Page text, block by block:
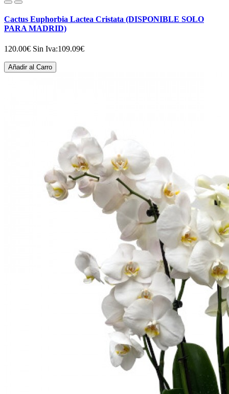
Cactus Euphorbia Lactea Cristata (DISPONIBLE SOLO
PARA MADRID)
120.00€ Sin Iva:109.09€
Añadir al Carro